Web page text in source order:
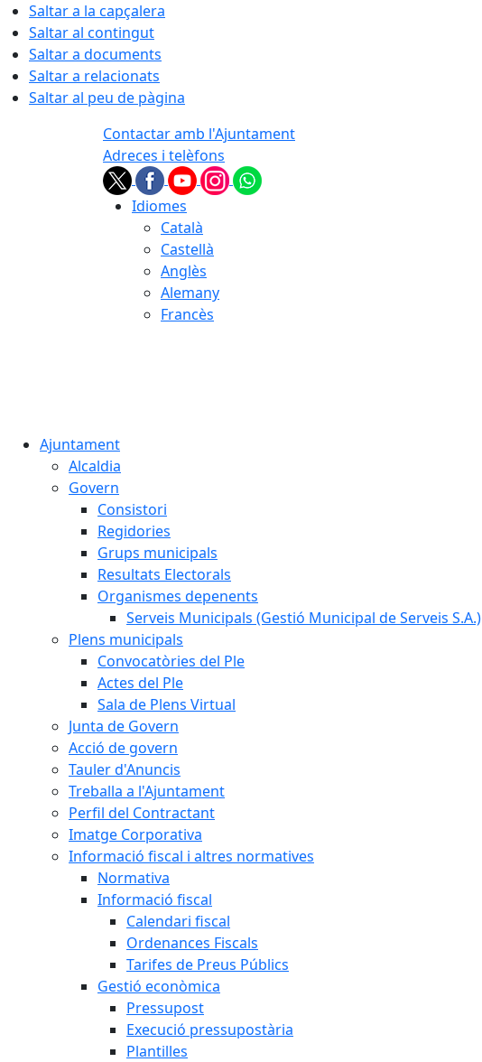
Saltar a la capçalera
Saltar al contingut
Saltar a documents
Saltar a relacionats
Saltar al peu de pàgina
Contactar amb l'Ajuntament
Adreces i telèfons
Idiomes
Català
Castellà
Anglès
Alemany
Francès
Ajuntament
Alcaldia
Govern
Consistori
Regidories
Grups municipals
Resultats Electorals
Organismes depenents
Serveis Municipals (Gestió Municipal de Serveis S.A.)
Plens municipals
Convocatòries del Ple
Actes del Ple
Sala de Plens Virtual
Junta de Govern
Acció de govern
Tauler d'Anuncis
Treballa a l'Ajuntament
Perfil del Contractant
Imatge Corporativa
Informació fiscal i altres normatives
Normativa
Informació fiscal
Calendari fiscal
Ordenances Fiscals
Tarifes de Preus Públics
Gestió econòmica
Pressupost
Execució pressupostària
Plantilles